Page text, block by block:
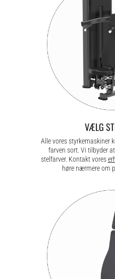
VÆLG
Alle vores styrkemaskiner
farven sort. Vi tilbyder
stelfarver. Kontakt vores
høre nærmere om